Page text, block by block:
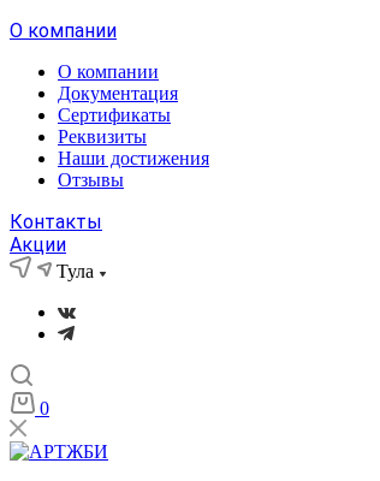
О компании
О компании
Документация
Сертификаты
Реквизиты
Наши достижения
Отзывы
Контакты
Акции
Тула
0